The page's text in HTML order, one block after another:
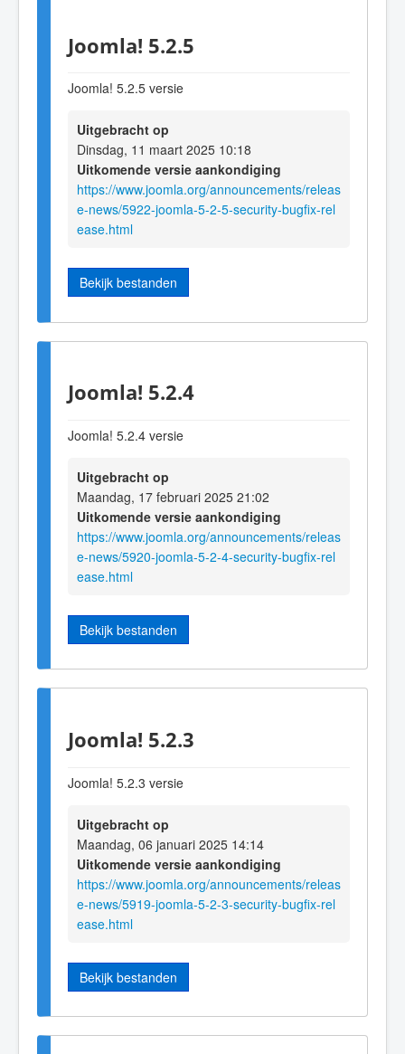
Joomla! 5.2.5
Joomla! 5.2.5 versie
Uitgebracht op
Dinsdag, 11 maart 2025 10:18
Uitkomende versie aankondiging
https://www.joomla.org/announcements/releas
e-news/5922-joomla-5-2-5-security-bugfix-rel
ease.html
Bekijk bestanden
Joomla! 5.2.4
Joomla! 5.2.4 versie
Uitgebracht op
Maandag, 17 februari 2025 21:02
Uitkomende versie aankondiging
https://www.joomla.org/announcements/releas
e-news/5920-joomla-5-2-4-security-bugfix-rel
ease.html
Bekijk bestanden
Joomla! 5.2.3
Joomla! 5.2.3 versie
Uitgebracht op
Maandag, 06 januari 2025 14:14
Uitkomende versie aankondiging
https://www.joomla.org/announcements/releas
e-news/5919-joomla-5-2-3-security-bugfix-rel
ease.html
Bekijk bestanden